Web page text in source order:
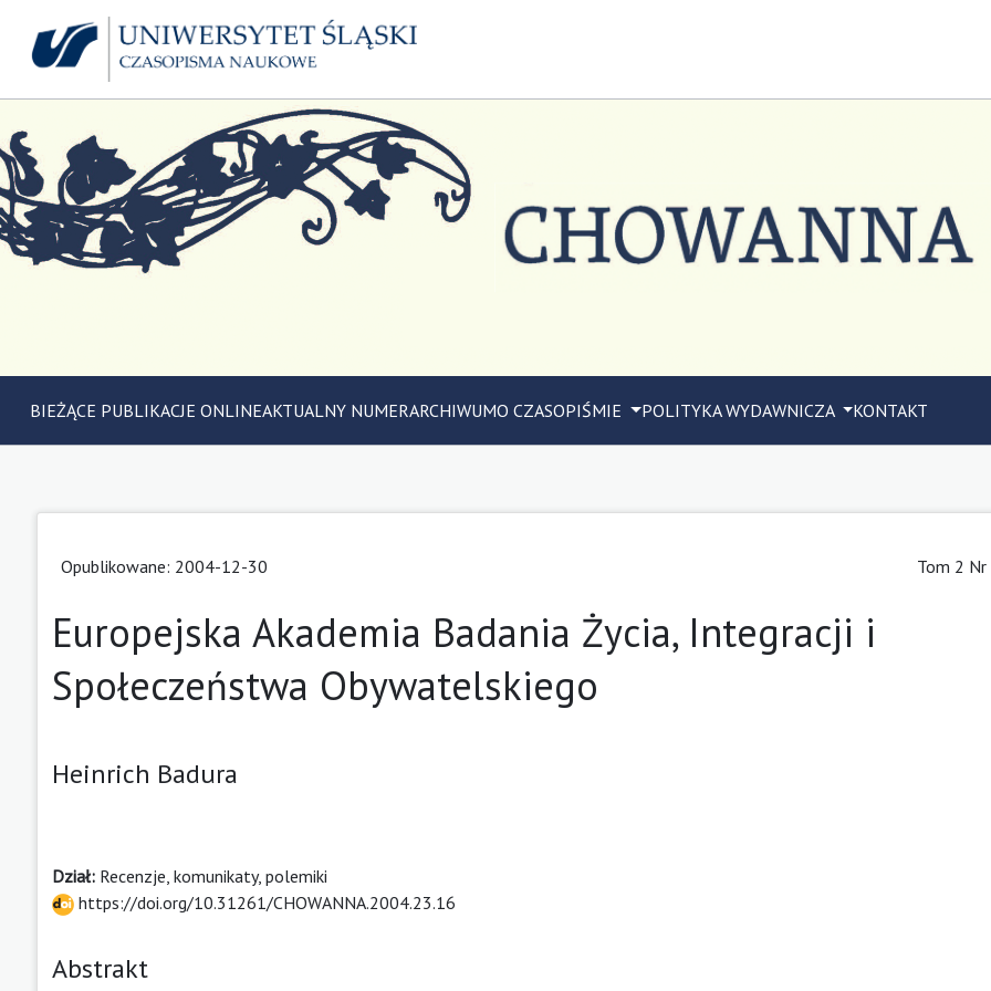
BIEŻĄCE PUBLIKACJE ONLINEAKTUALNY NUMERARCHIWUMO CZASOPIŚMIE POLITYKA WYDAWNICZA KONTAKT
Opublikowane: 2004-12-30 Tom 2
Europejska Akademia Badania Życia, Integracji i
Społeczeństwa Obywatelskiego
Heinrich Badura
Dział: Recenzje, komunikaty, polemiki
https://doi.org/10.31261/CHOWANNA.2004.23.16
Abstrakt